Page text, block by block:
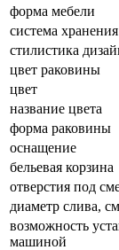
форма мебели
система хранения
стилистика
цвет раковины
цвет
название цвета
форма раковины
оснащение
бельевая корзина
отверстия под
диаметр слива, см
возможность
машиной